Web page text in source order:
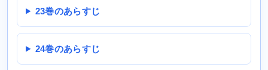
23巻のあらすじ
24巻のあらすじ